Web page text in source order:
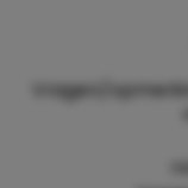
Vragen/